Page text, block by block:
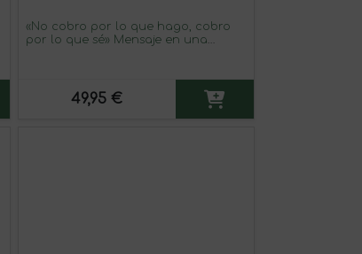
«No cobro por lo que hago, cobro
por lo que sé» Mensaje en una
49,95 €